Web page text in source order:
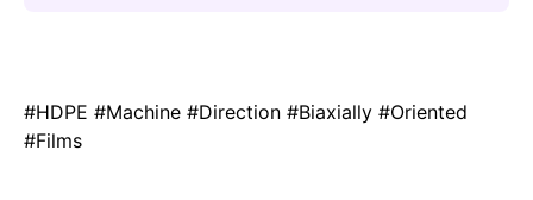
#HDPE #Machine #Direction #Biaxially #Oriented
#Films